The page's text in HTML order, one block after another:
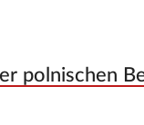
polnischen